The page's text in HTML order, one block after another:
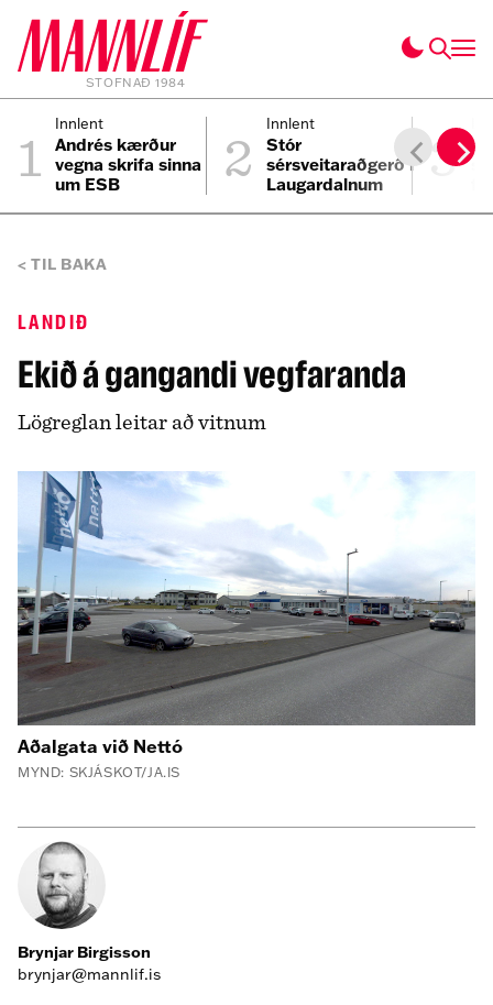
STOFNAÐ 1984
1 Innlent
Andrés kærður
vegna skrifa sinna
um ESB
2 Innlent
Stór
sérsveitaraðgerð í
Laugardalnum
3
TIL BAKA
LANDIÐ
Ekið á gangandi vegfaranda
Lögreglan leitar að vitnum
Aðalgata við Nettó
MYND: SKJÁSKOT/JA.IS
Brynjar Birgisson
brynjar@mannlif.is